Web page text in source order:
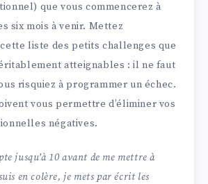
que vous commencerez à
six mois à venir. Mettez
liste des petits challenges que
atteignables : il ne faut
risquiez à programmer un échec.
vous permettre d’éliminer vos
négatives.
jusqu’à 10 avant de me mettre à
en colère, je mets par écrit les